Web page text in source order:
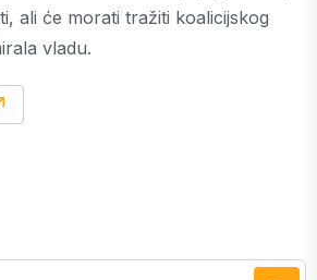
ali će morati tražiti koalicijskog
vladu.